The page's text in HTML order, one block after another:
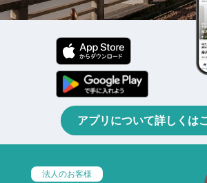
アプリについて詳しくは
法人のお客様